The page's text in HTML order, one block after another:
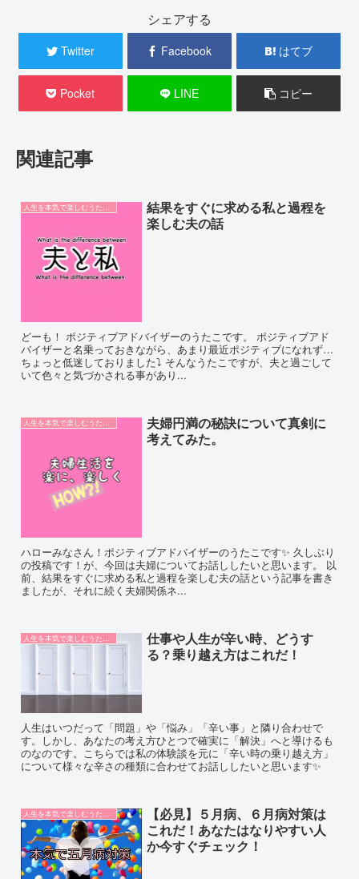
シェアする
Twitter Facebook はてブ
Pocket LINE コピー
関連記事
人生を本気で楽しむうたこ論
結果をすぐに求める私と過程を
楽しむ夫の話
どーも！ ポジティブアドバイザーのうたこです。 ポジティブアド
バイザーと名乗っておきながら、あまり最近ポジティブになれず…
ちょっと低迷しておりました⤵︎ そんなうたこですが、夫と過ごして
いて色々と気づかされる事があり...
人生を本気で楽しむうたこ論
夫婦円満の秘訣について真剣に
考えてみた。
ハローみなさん！ポジティブアドバイザーのうたこです✨ 久しぶり
の投稿です！が、今回は夫婦についてお話ししたいと思います。 以
前、結果をすぐに求める私と過程を楽しむ夫の話という記事を書き
ましたが、それに続く夫婦関係ネ...
人生を本気で楽しむうたこ論
仕事や人生が辛い時、どうす
る？乗り越え方はこれだ！
人生はいつだって「問題」や「悩み」「辛い事」と隣り合わせで
す。しかし、あなたの考え方ひとつで確実に「解決」へと導けるも
のなのです。こちらでは私の体験談を元に「辛い時の乗り越え方」
について様々な辛さの種類に合わせてお話ししたいと思います✨
人生を本気で楽しむうたこ論
【必見】５月病、６月病対策は
これだ！あなたはなりやすい人
か今すぐチェック！